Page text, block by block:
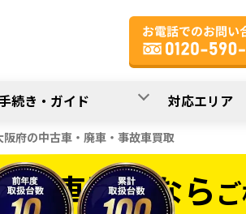
続き・ガイド 対応エリア
阪府の中古車・廃車・事故車買取
の車買取なら